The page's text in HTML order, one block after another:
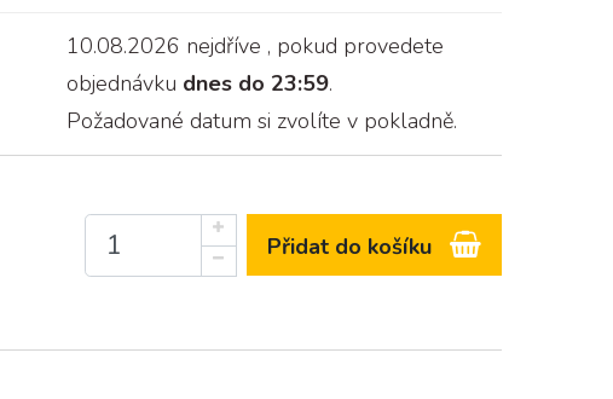
10.08.2026 nejdříve , pokud provedete
objednávku dnes do 23:59.
Požadované datum si zvolíte v pokladně.
Přidat do košíku